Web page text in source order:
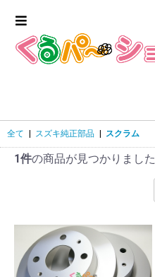
全て スズキ純正部品 スクラム
1件の商品が見つかりました